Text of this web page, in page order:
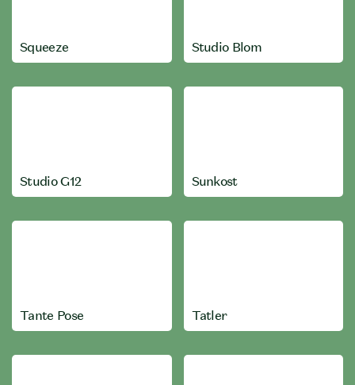
Squeeze Studio Blom
Studio G12 Sunkost
Tante Pose Tatler